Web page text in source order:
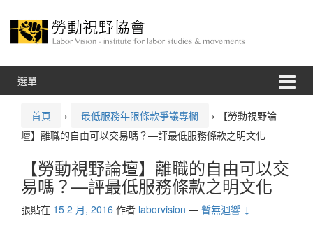
選單
首頁 › 最低服務年限條款爭議專欄 ›
【勞動視野論
壇】離職的自由可以交易嗎？—評最低服務條款之明文化
【勞動視野論壇】離職的自由可以交
易嗎？—評最低服務條款之明文化
張貼在 15 2 月, 2016 作者 laborvision — 暫無迴響 ↓